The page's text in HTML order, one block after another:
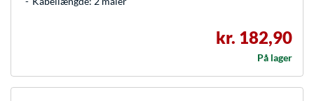
kr. 182,90
På lager